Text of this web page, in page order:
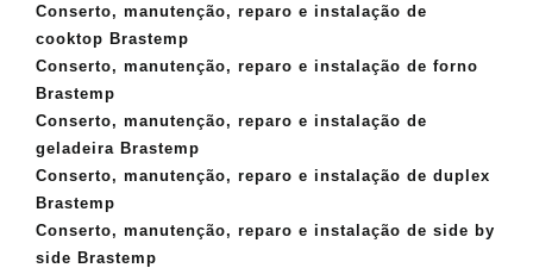
Conserto, manutenção, reparo e instalação de
cooktop Brastemp
Conserto, manutenção, reparo e instalação de forno
Brastemp
Conserto, manutenção, reparo e instalação de
geladeira Brastemp
Conserto, manutenção, reparo e instalação de duplex
Brastemp
Conserto, manutenção, reparo e instalação de side by
side Brastemp